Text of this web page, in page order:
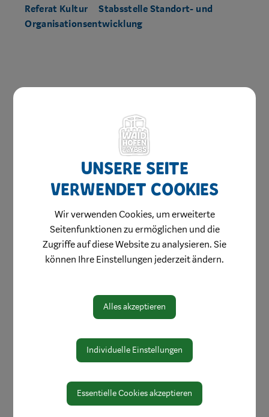
Referat Kultur
Stabsstelle Standort- und
Organisationsentwicklung
Online Formulare
MitarbeiterInnen
Leitbild
Bereiche
Digitale Amtstafel
Protokolle & Publikationen
Zahlen und Daten
EU-Whistleblowerrichtlinie
Unsere Seite
verwendet Cookies
Wir verwenden Cookies, um erweiterte
Seitenfunktionen zu ermöglichen und die
Zugriffe auf diese Website zu analysieren. Sie
können Ihre Einstellungen jederzeit ändern.
Alles akzeptieren
Individuelle Einstellungen
Essentielle Cookies akzeptieren